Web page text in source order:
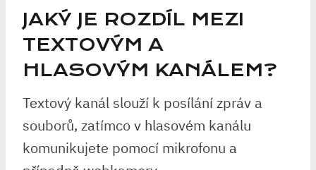
JAKÝ JE ROZDÍL MEZI
TEXTOVÝM A
HLASOVÝM KANÁLEM?
Textový kanál slouží k posílání zpráv a
souborů, zatímco v hlasovém kanálu
komunikujete pomocí mikrofonu a